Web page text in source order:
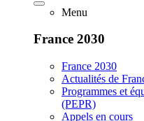
Menu
France 2030
France 2030
Actualités de
Programmes et
(PEPR)
Appels en cours